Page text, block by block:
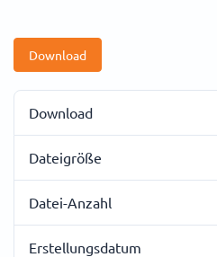
Download
Download
Dateigröße
Datei-Anzahl
Erstellungsdatum